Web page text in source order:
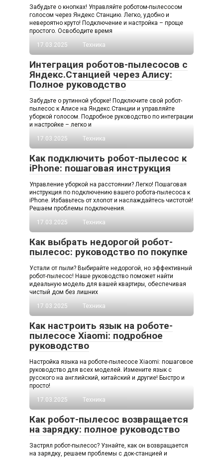
Забудьте о кнопках! Управляйте роботом-пылесосом
голосом через Яндекс Станцию. Легко, удобно и
невероятно круто! Подключение и настройка – проще
простого. Освободите время
17.03.2025
Техника
Интеграция роботов-пылесосов с
Яндекс.Станцией через Алису:
Полное руководство
Забудьте о рутинной уборке! Подключите свой робот-
пылесос к Алисе на Яндекс.Станции и управляйте
уборкой голосом. Подробное руководство по интеграции
и настройке – легко и
17.03.2025
Техника
Как подключить робот-пылесос к
iPhone: пошаговая инструкция
Управление уборкой на расстоянии? Легко! Пошаговая
инструкция по подключению вашего робота-пылесоса к
iPhone. Избавьтесь от хлопот и наслаждайтесь чистотой!
Решаем проблемы подключения.
17.03.2025
Техника
Как выбрать недорогой робот-
пылесос: руководство по покупке
Устали от пыли? Выбирайте недорогой, но эффективный
робот-пылесос! Наше руководство поможет найти
идеальную модель для вашей квартиры, обеспечивая
чистый дом без лишних
17.03.2025
Техника
Как настроить язык на роботе-
пылесосе Xiaomi: подробное
руководство
Настройка языка на роботе-пылесосе Xiaomi: пошаговое
руководство для всех моделей. Измените язык с
русского на английский, китайский и другие! Быстро и
просто!
17.03.2025
Техника
Как робот-пылесос возвращается
на зарядку: полное руководство
Застрял робот-пылесос? Узнайте, как он возвращается
на зарядку, решаем проблемы с док-станцией и